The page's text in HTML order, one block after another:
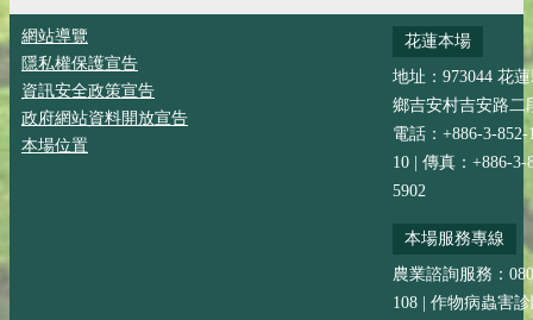
網站導覽
隱私權保護宣告
資訊安全政策宣告
政府網站資料開放宣告
本場位置
花蓮本場
地址：973044 花
鄉吉安村吉安路二
電話：+886-3-852-
10 | 傳真：+886-3-
5902
本場服務專線
農業諮詢服務：
108 | 作物病蟲害